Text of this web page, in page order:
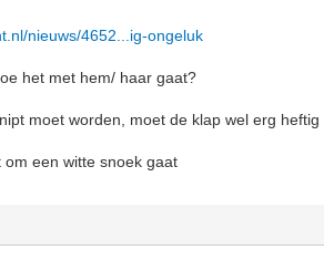
nieuws/4652...ig-ongeluk
het met hem/ haar gaat?
moet worden, moet de klap wel erg heftig
een witte snoek gaat